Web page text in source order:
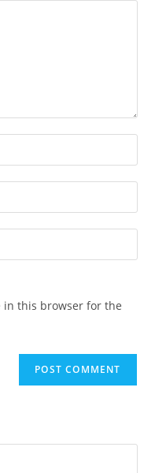
in this browser for the